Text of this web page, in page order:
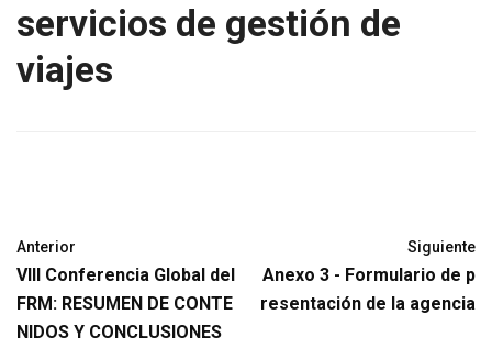
servicios de gestión de
viajes
Anterior
VIII Conferencia Global del
FRM: RESUMEN DE CONTE
NIDOS Y CONCLUSIONES
Siguiente
Anexo 3 - Formulario de p
resentación de la agencia